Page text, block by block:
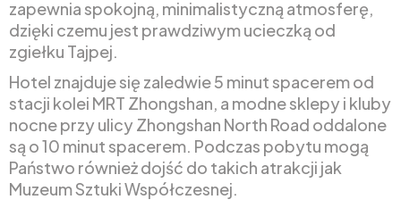
zapewnia spokojną, minimalistyczną atmosferę,
dzięki czemu jest prawdziwym ucieczką od
zgiełku Tajpej.
Hotel znajduje się zaledwie 5 minut spacerem od
stacji kolei MRT Zhongshan, a modne sklepy i kluby
nocne przy ulicy Zhongshan North Road oddalone
są o 10 minut spacerem. Podczas pobytu mogą
Państwo również dojść do takich atrakcji jak
Muzeum Sztuki Współczesnej.